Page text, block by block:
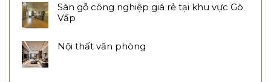
Sàn gỗ công nghiệp giá rẻ tại khu vực Gò
Vấp
Nội thất văn phòng